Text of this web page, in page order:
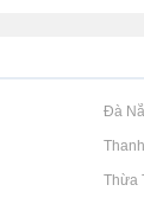
Rao vặt tại Đà
Rao vặt tại
Rao vặt tại